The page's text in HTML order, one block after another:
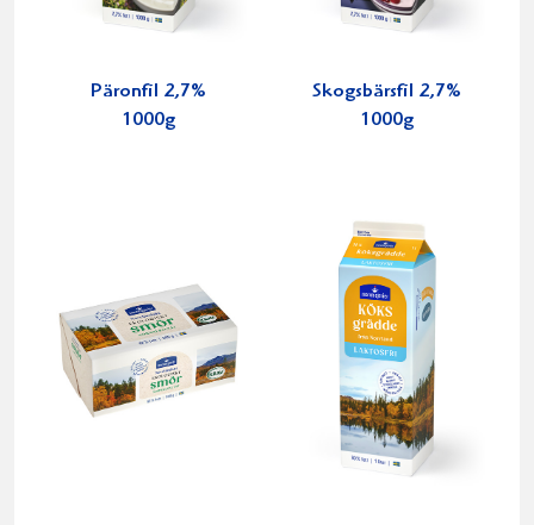
Päronfil 2,7%
1000g
Skogsbärsfil 2,7%
1000g